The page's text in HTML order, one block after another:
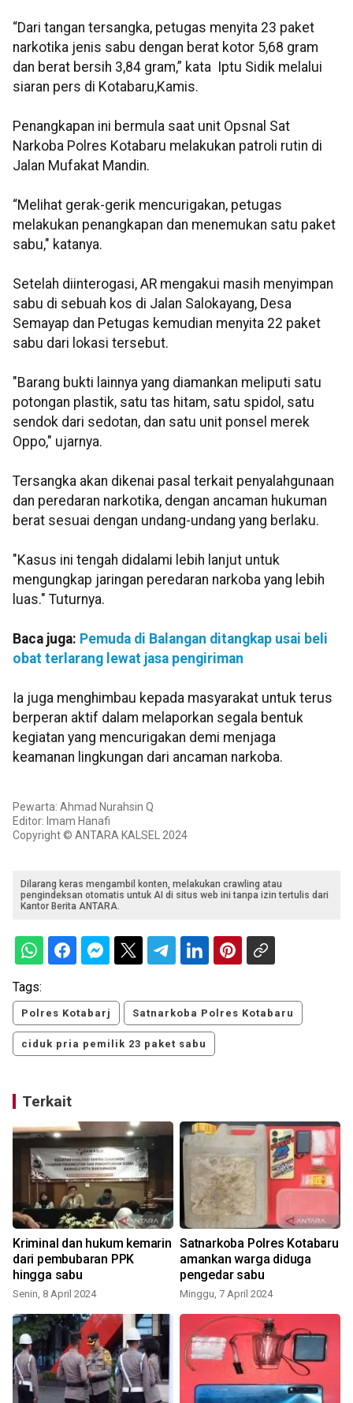
“Dari tangan tersangka, petugas menyita 23 paket
narkotika jenis sabu dengan berat kotor 5,68 gram
dan berat bersih 3,84 gram,” kata Iptu Sidik melalui
siaran pers di Kotabaru,Kamis.
Penangkapan ini bermula saat unit Opsnal Sat
Narkoba Polres Kotabaru melakukan patroli rutin di
Jalan Mufakat Mandin.
“Melihat gerak-gerik mencurigakan, petugas
melakukan penangkapan dan menemukan satu paket
sabu," katanya.
Setelah diinterogasi, AR mengakui masih menyimpan
sabu di sebuah kos di Jalan Salokayang, Desa
Semayap dan Petugas kemudian menyita 22 paket
sabu dari lokasi tersebut.
"Barang bukti lainnya yang diamankan meliputi satu
potongan plastik, satu tas hitam, satu spidol, satu
sendok dari sedotan, dan satu unit ponsel merek
Oppo," ujarnya.
Tersangka akan dikenai pasal terkait penyalahgunaan
dan peredaran narkotika, dengan ancaman hukuman
berat sesuai dengan undang-undang yang berlaku.
"Kasus ini tengah didalami lebih lanjut untuk
mengungkap jaringan peredaran narkoba yang lebih
luas." Tuturnya.
Baca juga: Pemuda di Balangan ditangkap usai beli
obat terlarang lewat jasa pengiriman
Ia juga menghimbau kepada masyarakat untuk terus
berperan aktif dalam melaporkan segala bentuk
kegiatan yang mencurigakan demi menjaga
keamanan lingkungan dari ancaman narkoba.
Pewarta: Ahmad Nurahsin Q
Editor: Imam Hanafi
Copyright © ANTARA KALSEL 2024
Dilarang keras mengambil konten, melakukan crawling atau
pengindeksan otomatis untuk AI di situs web ini tanpa izin tertulis dari
Kantor Berita ANTARA.
Tags:
Polres Kotabarj Satnarkoba Polres Kotabaru
ciduk pria pemilik 23 paket sabu
Terkait
Kriminal dan hukum kemarin
dari pembubaran PPK
hingga sabu
Senin, 8 April 2024
Satnarkoba Polres Kotabaru
amankan warga diduga
pengedar sabu
Minggu, 7 April 2024